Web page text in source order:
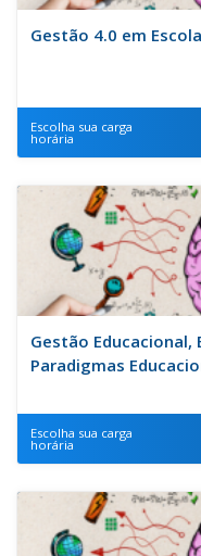
Gestão 4.0 em
Escolha sua carga
horária
Gestão Educacional,
Paradigmas
Escolha sua carga
horária